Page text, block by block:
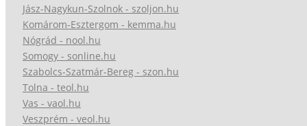
Jász-Nagykun-Szolnok - szoljon.hu
Komárom-Esztergom - kemma.hu
Nógrád - nool.hu
Somogy - sonline.hu
Szabolcs-Szatmár-Bereg - szon.hu
Tolna - teol.hu
Vas - vaol.hu
Veszprém - veol.hu